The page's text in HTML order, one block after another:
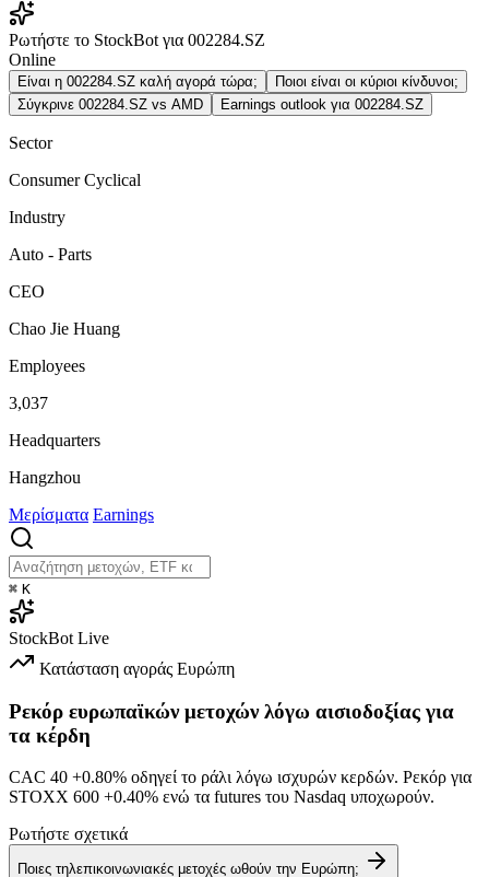
Ρωτήστε το StockBot για 002284.SZ
Online
Είναι η 002284.SZ καλή αγορά τώρα;
Ποιοι είναι οι κύριοι κίνδυνοι;
Σύγκρινε 002284.SZ vs AMD
Earnings outlook για 002284.SZ
Sector
Consumer Cyclical
Industry
Auto - Parts
CEO
Chao Jie Huang
Employees
3,037
Headquarters
Hangzhou
Μερίσματα Earnings
⌘ K
StockBot Live
Κατάσταση αγοράς Ευρώπη
Ρεκόρ ευρωπαϊκών μετοχών λόγω αισιοδοξίας για
τα κέρδη
CAC 40 +0.80% οδηγεί το ράλι λόγω ισχυρών κερδών. Ρεκόρ για
STOXX 600 +0.40% ενώ τα futures του Nasdaq υποχωρούν.
Ρωτήστε σχετικά
Ποιες τηλεπικοινωνιακές μετοχές ωθούν την Ευρώπη;